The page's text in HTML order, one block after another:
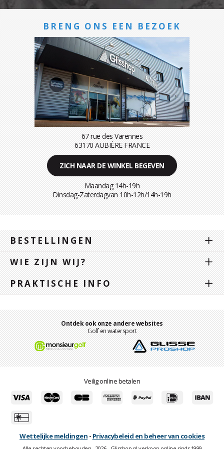
BRENG ONS EEN BEZOEK
67 rue des Varennes
63170 AUBIÈRE FRANCE
ZICH NAAR DE WINKEL BEGEVEN
Maandag 14h-19h
Dinsdag-Zaterdagvan 10h-12h/14h-19h
BESTELLINGEN
WIE ZIJN WIJ?
PRAKTISCHE INFO
Ontdek ook onze andere websites
Golf en watersport
Veilig online betalen
Wettelijke meldingen - Privacybeleid en beheer van cookies